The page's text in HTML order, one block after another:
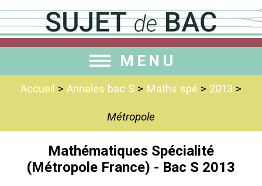
MENU
Accueil > Annales bac S > Maths spé > 2013 >
Métropole
Mathématiques Spécialité
(Métropole France) - Bac S 2013